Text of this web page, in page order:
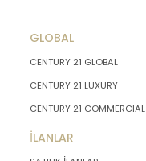
GLOBAL
CENTURY 21 GLOBAL
CENTURY 21 LUXURY
CENTURY 21 COMMERCIAL
İLANLAR